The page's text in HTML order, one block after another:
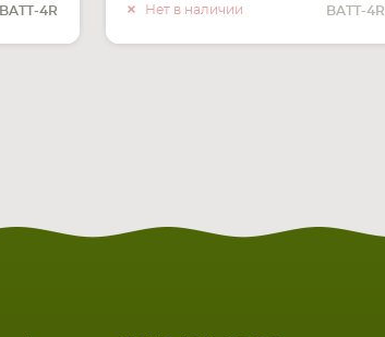
BATT-4R Нет в наличии BATT-4R
О НАЛИЧИИ